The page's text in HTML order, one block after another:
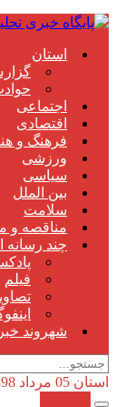
استان
اجتماعی
اقتصادی
فرهنگ و
ورزشی
سیاسی
بین الملل
سلامت
مناقصه و
چند رسانه
فیلم
شهروند
استان 05 مرداد 1398 - 7 سال پیش